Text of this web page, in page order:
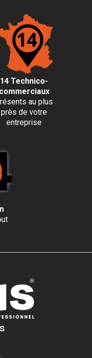
14 Technico-
commerciaux
au plus
près de votre
entreprise